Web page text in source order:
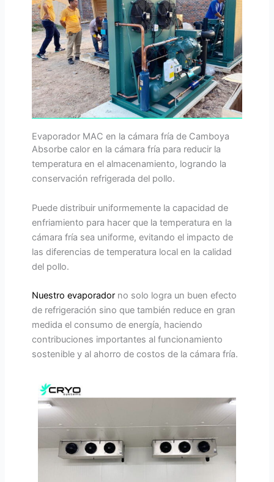
Evaporador MAC en la cámara fría de Camboya
Absorbe calor en la cámara fría para reducir la
temperatura en el almacenamiento, logrando la
conservación refrigerada del pollo.
Puede distribuir uniformemente la capacidad de
enfriamiento para hacer que la temperatura en la
cámara fría sea uniforme, evitando el impacto de
las diferencias de temperatura local en la calidad
del pollo.
Nuestro evaporador no solo logra un buen efecto
de refrigeración sino que también reduce en gran
medida el consumo de energía, haciendo
contribuciones importantes al funcionamiento
sostenible y al ahorro de costos de la cámara fría.